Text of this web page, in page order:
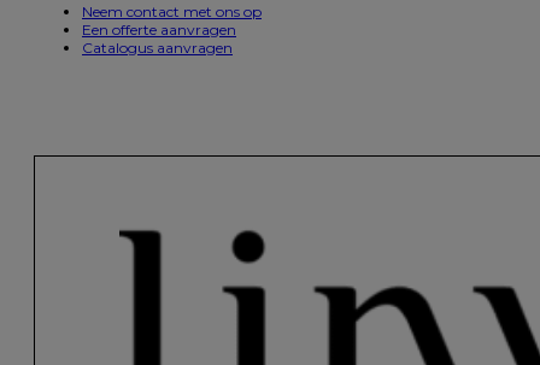
Neem contact met ons op
Een offerte aanvragen
Catalogus aanvragen